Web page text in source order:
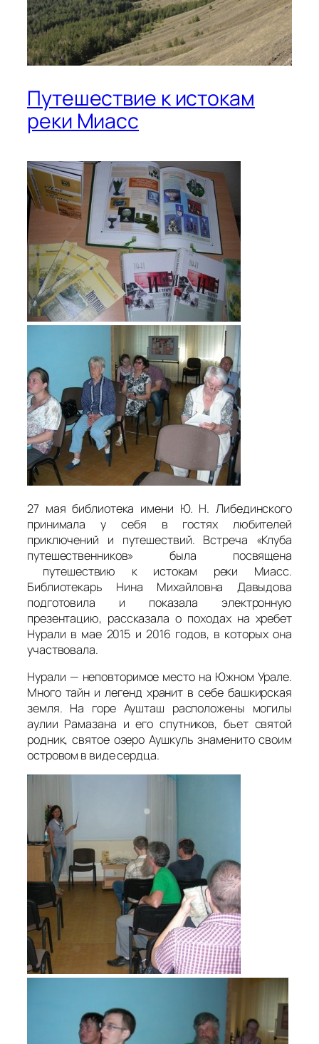
Путешествие к истокам
реки Миасс
27 мая библиотека имени Ю. Н. Либединского
принимала у себя в гостях любителей
приключений и путешествий. Встреча «Клуба
путешественников» была посвящена
путешествию к истокам реки Миасс.
Библиотекарь Нина Михайловна Давыдова
подготовила и показала электронную
презентацию, рассказала о походах на хребет
Нурали в мае 2015 и 2016 годов, в которых она
участвовала.
Нурали — неповторимое место на Южном Урале.
Много тайн и легенд хранит в себе башкирская
земля. На горе Аушташ расположены могилы
аулии Рамазана и его спутников, бьет святой
родник, святое озеро Аушкуль знаменито своим
островом в виде сердца.